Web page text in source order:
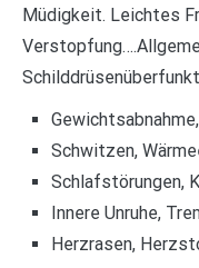
Müdigkeit. Leichtes
Schwitzen,
Schlafstörungen,
Innere Unruhe,
Herzrasen,